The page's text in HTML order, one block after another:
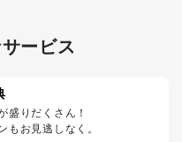
ービス
盛りだくさん！
もお見逃しなく。